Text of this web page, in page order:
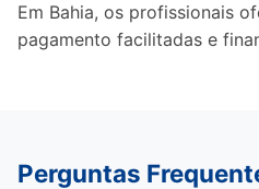
Em Bahia, os profissionais
pagamento facilitadas e
Perguntas